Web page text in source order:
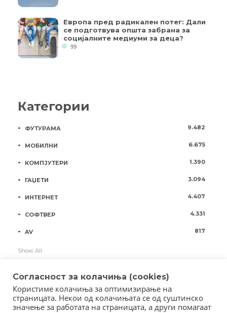
Европа пред радикален потег: Дали
се подготвува општа забрана за
социјалните медиуми за деца?
99
Категории
ФУТУРАМА 9.482
МОБИЛНИ 6.675
КОМПЈУТЕРИ 1.390
ГАЏЕТИ 3.094
ИНТЕРНЕТ 4.407
СОФТВЕР 4.331
AV 817
Show All
Согласност за колачиња (cookies)
Користиме колачиња за оптимизирање на
страницата. Некои од колачињата се од суштинско
значење за работата на страницата, а други помагаат